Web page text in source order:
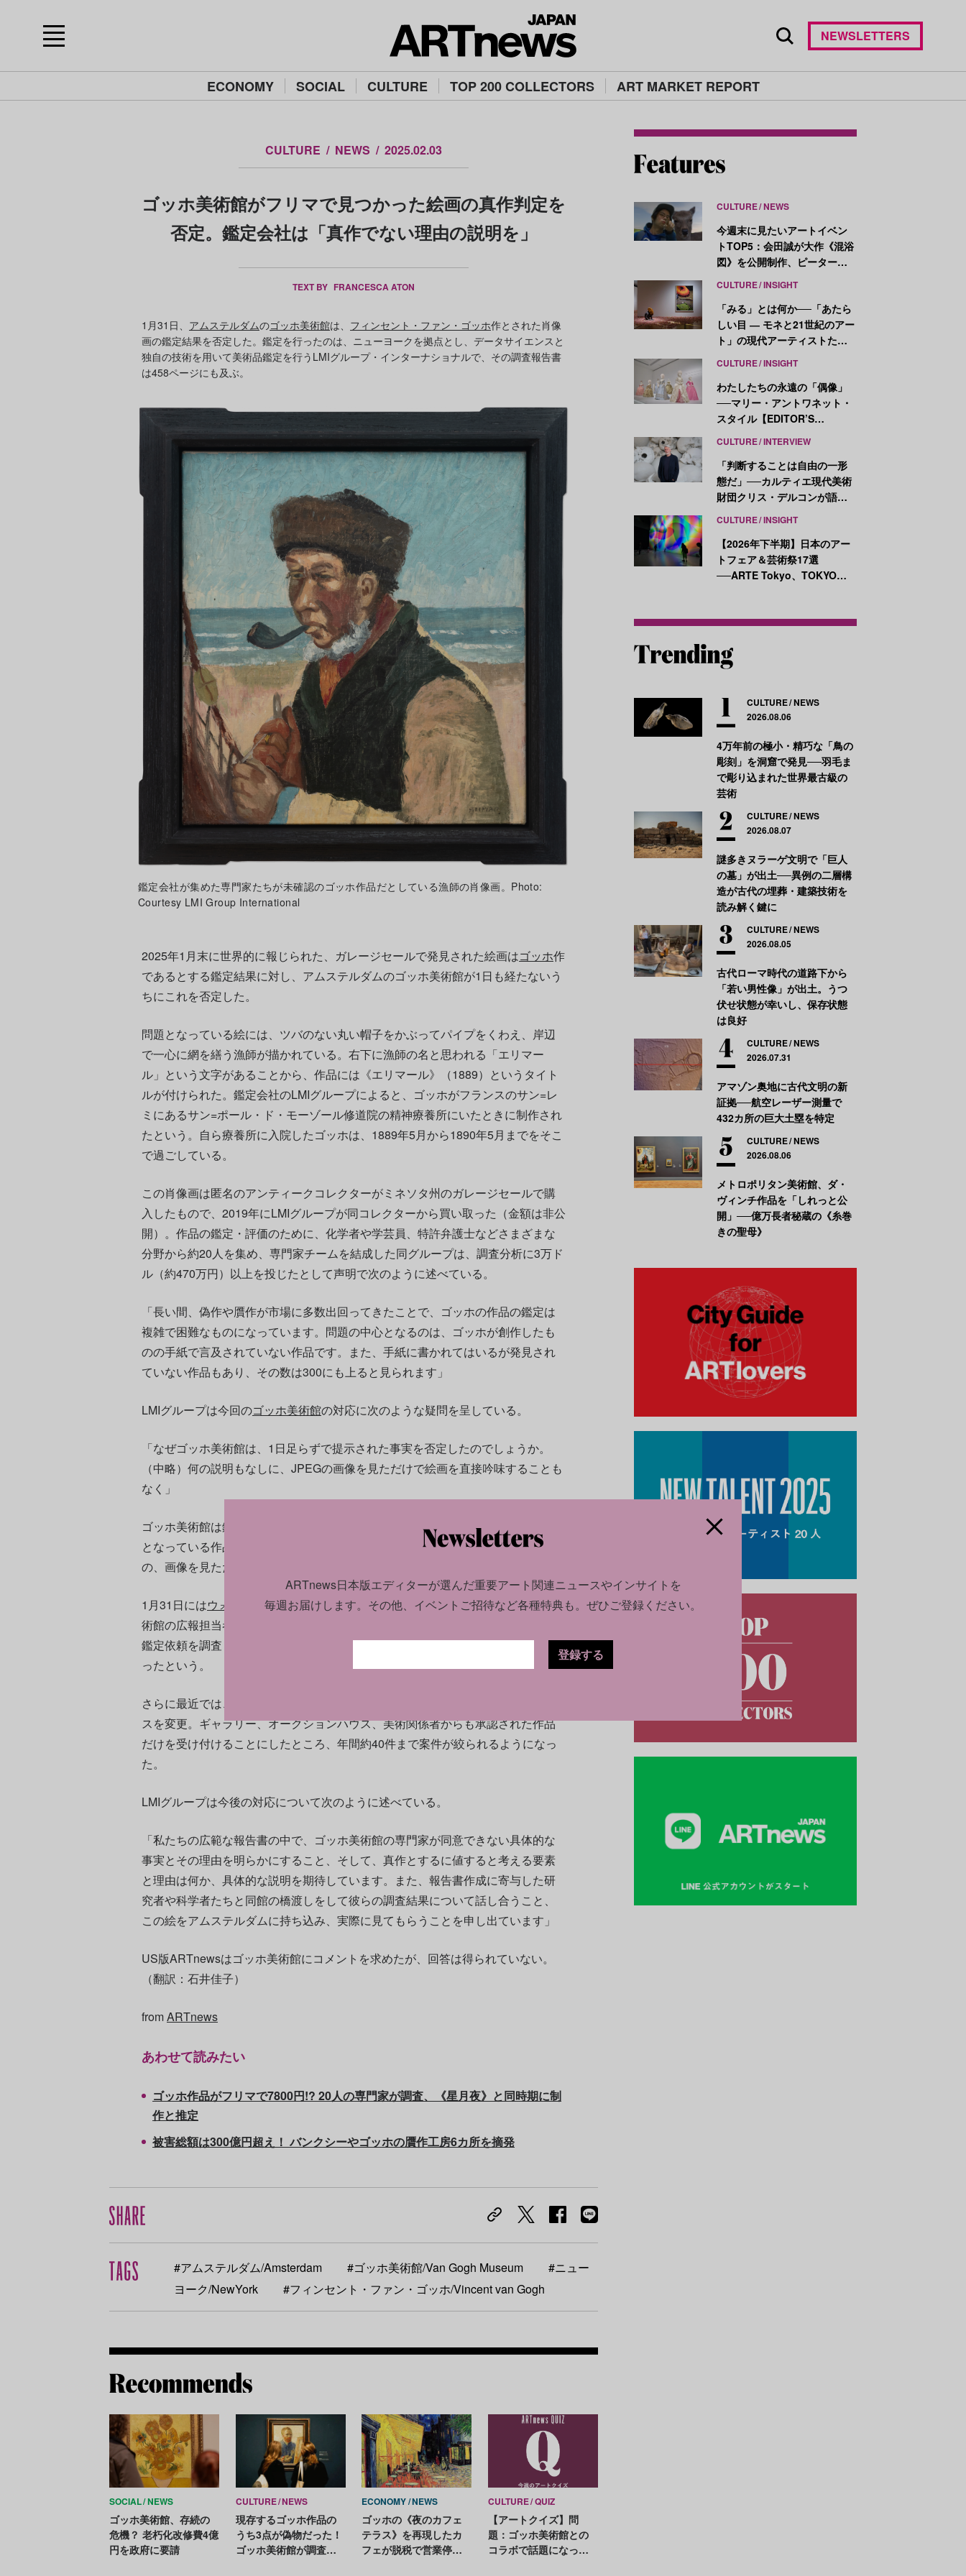
ECONOMY SOCIAL CULTURE TOP 200 COLLECTORS ART MARKET REPORT
NEWSLETTERS
CULTURE NEWS 2025.02.03
ゴッホ美術館がフリマで見つかった絵画の真作判定を
否定。鑑定会社は「真作でない理由の説明を」
TEXT BY FRANCESCA ATON
1月31日、 アムステルダムのゴッホ美術館は、 フィンセント・ファン・ゴッホ作とされた肖像
画の鑑定結果を否定した。鑑定を行ったのは、ニューヨークを拠点とし、データサイエンスと
独自の技術を用いて美術品鑑定を行うLMIグループ・インターナショナルで、その調査報告書
は458ページにも及ぶ。
鑑定会社が集めた専門家たちが未確認のゴッホ作品だとしている漁師の肖像画。Photo:
Courtesy LMI Group International
2025年1月末に世界的に報じられた、ガレージセールで発見された絵画はゴッホ作
であるとする鑑定結果に対し、アムステルダムのゴッホ美術館が1日も経たないう
ちにこれを否定した。
問題となっている絵には、ツバのない丸い帽子をかぶってパイプをくわえ、岸辺
で一心に網を繕う漁師が描かれている。右下に漁師の名と思われる「エリマー
ル」という文字があることから、作品には《エリマール》（1889）というタイト
ルが付けられた。鑑定会社のLMIグループによると、ゴッホがフランスのサン=レ
ミにあるサン=ポール・ド・モーゾール修道院の精神療養所にいたときに制作され
たという。自ら療養所に入院したゴッホは、1889年5月から1890年5月までをそこ
で過ごしている。
この肖像画は匿名のアンティークコレクターがミネソタ州のガレージセールで購
入したもので、2019年にLMIグループが同コレクターから買い取った（金額は非公
開）。作品の鑑定・評価のために、化学者や学芸員、特許弁護士などさまざまな
分野から約20人を集め、専門家チームを結成した同グループは、調査分析に3万ド
ル（約470万円）以上を投じたとして声明で次のように述べている。
「長い間、偽作や贋作が市場に多数出回ってきたことで、ゴッホの作品の鑑定は
複雑で困難なものになっています。問題の中心となるのは、ゴッホが創作したも
のの手紙で言及されていない作品です。また、手紙に書かれてはいるが発見され
ていない作品もあり、その数は300にも上ると見られます」
LMIグループは今回のゴッホ美術館の対応に次のような疑問を呈している。
「なぜゴッホ美術館は、1日足らずで提示された事実を否定したのでしょうか。
（中略）何の説明もなしに、JPEGの画像を見ただけで絵画を直接吟味することも
なく」
ゴッホ美術館は鑑定プロセスが厳格で、調査依頼が却下されることが多い。問題
となっている作品のかつての所有者も、2018年に美術館にコンタクトしたもの
の、画像を見ただけで詳しい調査は断られたとされる。
1月31日にはウォール・ストリート・ジャーナル紙がこの件を取り上げ、ゴッホ美
術館の広報担当者のコメントを載せている。それによると、同館は年間約200件の
鑑定依頼を調査してきたが、「その99％はゴッホ作ではないと思われるもの」だ
ったという。
さらに最近では、年間の依頼件数が500件近くに増加したため、同館は対応プロセ
スを変更。ギャラリー、オークションハウス、美術関係者からも承認された作品
だけを受け付けることにしたところ、年間約40件まで案件が絞られるようになっ
た。
LMIグループは今後の対応について次のように述べている。
「私たちの広範な報告書の中で、ゴッホ美術館の専門家が同意できない具体的な
事実とその理由を明らかにすること、そして、真作とするに値すると考える要素
と理由は何か、具体的な説明を期待しています。また、報告書作成に寄与した研
究者や科学者たちと同館の橋渡しをして彼らの調査結果について話し合うこと、
この絵をアムステルダムに持ち込み、実際に見てもらうことを申し出ています」
US版ARTnewsはゴッホ美術館にコメントを求めたが、回答は得られていない。
（翻訳：石井佳子）
fromARTnews
あわせて読みたい
ゴッホ作品がフリマで7800円!? 20人の専門家が調査、《星月夜》と同時期に制
作と推定
被害総額は300億円超え！ バンクシーやゴッホの贋作工房6カ所を摘発
#アムステルダム/Amsterdam #ゴッホ美術館/Van Gogh Museum
#ニュー
ヨーク/NewYork
#フィンセント・ファン・ゴッホ/Vincent van Gogh
SOCIAL NEWS
ゴッホ美術館、存続の
危機？ 老朽化改修費4億
円を政府に要請
CULTURE NEWS
現存するゴッホ作品の
うち3点が偽物だった！
ゴッホ美術館が調査で
ECONOMY NEWS
ゴッホの《夜のカフェ
テラス》を再現したカ
フェが脱税で営業停
CULTURE QUIZ
【アートクイズ】問
題：ゴッホ美術館との
コラボで話題になった
CULTURE NEWS
今週末に見たいアートイベン
トTOP5：会田誠が大作《混浴
図》を公開制作、ピーター・
CULTURE INSIGHT
「みる」とは何か──「あたら
しい目 ― モネと21世紀のアー
ト」の現代アーティストたち
CULTURE INSIGHT
わたしたちの永遠の「偶像」
──マリー・アントワネット・
スタイル【EDITOR’S
CULTURE INTERVIEW
「判断することは自由の一形
態だ」──カルティエ現代美術
財団クリス・デルコンが語
CULTURE INSIGHT
【2026年下半期】日本のアー
トフェア＆芸術祭17選
──ARTE Tokyo、TOKYO
CULTURE NEWS
2026.08.06
4万年前の極小・精巧な「鳥の
彫刻」を洞窟で発見──羽毛ま
で彫り込まれた世界最古級の
芸術
CULTURE NEWS
2026.08.07
謎多きヌラーゲ文明で「巨人
の墓」が出土──異例の二層構
造が古代の埋葬・建築技術を
読み解く鍵に
CULTURE NEWS
2026.08.05
古代ローマ時代の道路下から
「若い男性像」が出土。うつ
伏せ状態が幸いし、保存状態
は良好
CULTURE NEWS
2026.07.31
アマゾン奥地に古代文明の新
証拠──航空レーザー測量で
432カ所の巨大土塁を特定
CULTURE NEWS
2026.08.06
メトロポリタン美術館、ダ・
ヴィンチ作品を「しれっと公
開」──億万長者秘蔵の《糸巻
きの聖母》
ARTnews日本版エディターが選んだ重要アート関連ニュースやインサイトを
毎週お届けします。 その他、イベントご招待など各種特典も。ぜひご登録ください。
登録する